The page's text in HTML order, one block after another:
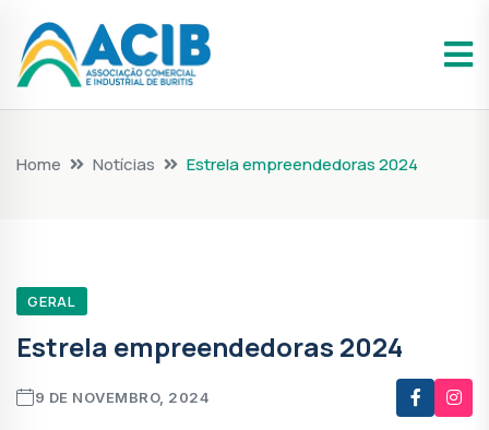
Home Notícias Estrela empreendedoras 2024
GERAL
Estrela empreendedoras 2024
9 DE NOVEMBRO, 2024